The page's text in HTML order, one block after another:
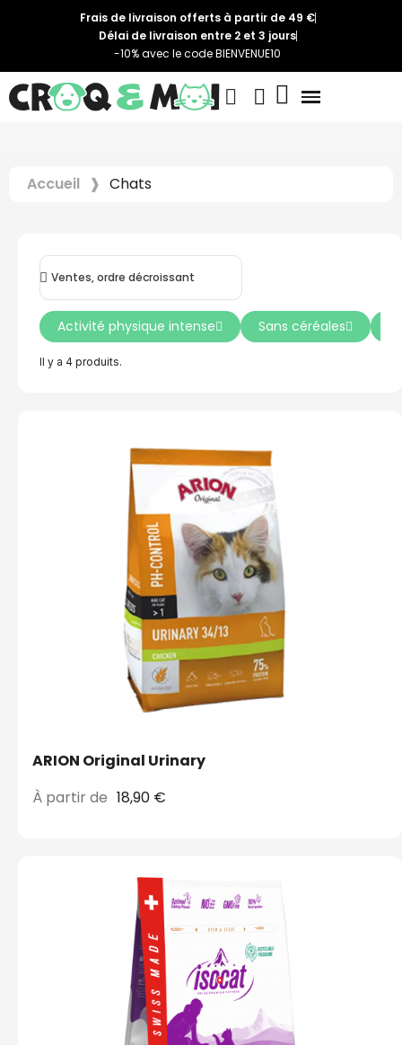
Frais de livraison offerts à partir de 49 €
Délai de livraison entre 2 et 3 jours
-10% avec le code BIENVENUE10
Accueil Chats
Il y a 4 produits.
Activité physique intense Sans céréales
ARION Original Urinary
À partir de 18,90 €